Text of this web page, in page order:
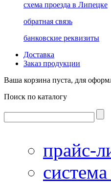
схема проезда в Липецке
обратная связь
банковские реквизиты
Доставка
Заказ продукции
Ваша корзина пуста, для
Поиск по каталогу
прайс-